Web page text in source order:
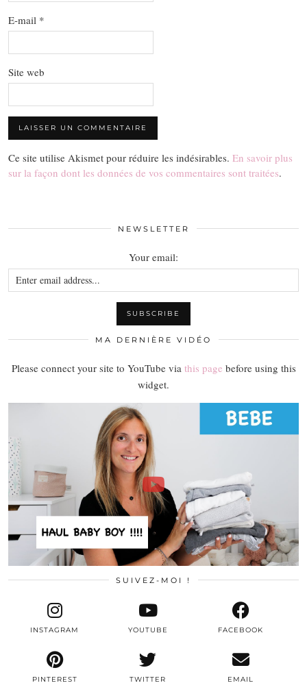
E-mail *
Site web
Ce site utilise Akismet pour réduire les indésirables. En savoir plus
sur la façon dont les données de vos commentaires sont traitées.
NEWSLETTER
Your email:
MA DERNIÈRE VIDÉO
Please connect your site to YouTube via this page before using this
widget.
SUIVEZ-MOI !
TWITTER
INSTAGRAM FACEBOOK
PINTEREST
YOUTUBE
EMAIL